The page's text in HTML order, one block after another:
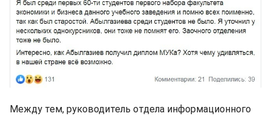
Между тем, руководитель отдела информационного